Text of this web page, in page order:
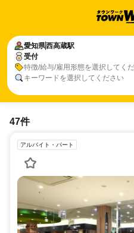
愛知県西高蔵駅
受付
特徴/給与/雇用形態を選択してく
キーワードを選択してください
47件
アルバイト・パート